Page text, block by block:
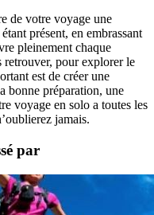
de votre voyage une
présent, en embrassant
pleinement chaque
pour explorer le
est de créer une
bonne préparation, une
voyage en solo a toutes les
jamais.
par